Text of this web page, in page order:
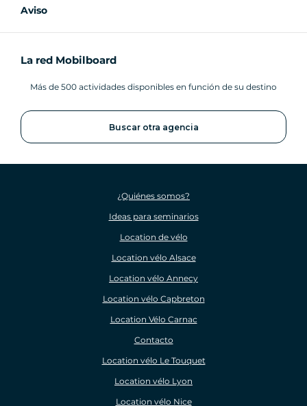
Aviso
La red Mobilboard
Más de 500 actividades disponibles en función de su destino
Buscar otra agencia
¿Quiénes somos?
Ideas para seminarios
Location de vélo
Location vélo Alsace
Location vélo Annecy
Location vélo Capbreton
Location Vélo Carnac
Contacto
Location vélo Le Touquet
Location vélo Lyon
Location vélo Nice